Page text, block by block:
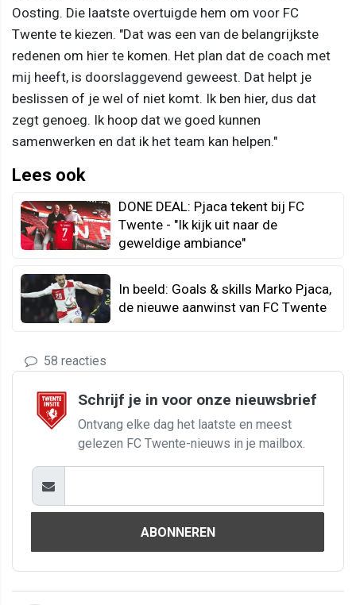
Oosting. Die laatste overtuigde hem om voor FC
Twente te kiezen. "Dat was een van de belangrijkste
redenen om hier te komen. Het plan dat de coach met
mij heeft, is doorslaggevend geweest. Dat helpt je
beslissen of je wel of niet komt. Ik ben hier, dus dat
zegt genoeg. Ik hoop dat we goed kunnen
samenwerken en dat ik het team kan helpen."
Lees ook
DONE DEAL: Pjaca tekent bij FC
Twente - "Ik kijk uit naar de
geweldige ambiance"
In beeld: Goals & skills Marko Pjaca,
de nieuwe aanwinst van FC Twente
58 reacties
Schrijf je in voor onze nieuwsbrief
Ontvang elke dag het laatste en meest
gelezen FC Twente-nieuws in je mailbox.
ABONNEREN